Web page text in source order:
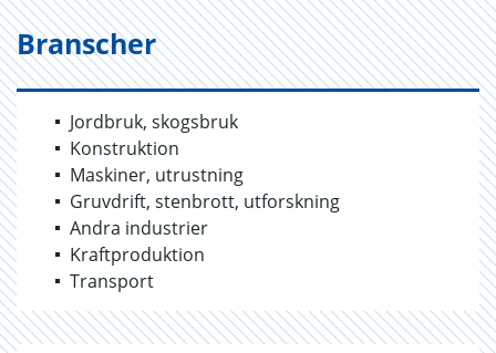
Branscher
Jordbruk, skogsbruk
Konstruktion
Maskiner, utrustning
Gruvdrift, stenbrott, utforskning
Andra industrier
Kraftproduktion
Transport